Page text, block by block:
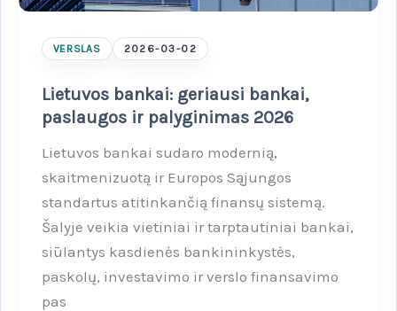
VERSLAS 2026-03-02
Lietuvos bankai: geriausi bankai,
paslaugos ir palyginimas 2026
Lietuvos bankai sudaro modernią,
skaitmenizuotą ir Europos Sąjungos
standartus atitinkančią finansų sistemą.
Šalyje veikia vietiniai ir tarptautiniai bankai,
siūlantys kasdienės bankininkystės,
paskolų, investavimo ir verslo finansavimo
pas